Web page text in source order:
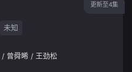
更新至4集
未知
/ 曾舜晞 / 王劲松